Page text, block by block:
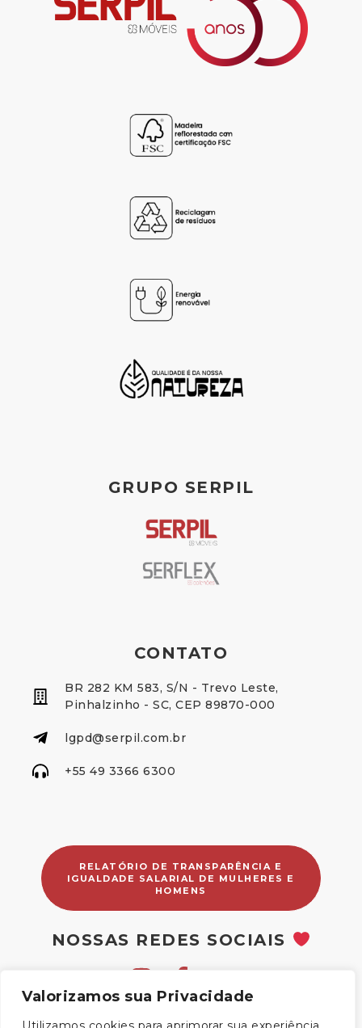
Valorizamos sua Privacidade
GRUPO SERPIL
CONTATO
BR 282 KM 583, S/N - Trevo Leste,
Pinhalzinho - SC, CEP 89870-000
lgpd@serpil.com.br
+55 49 3366 6300
RELATÓRIO DE TRANSPARÊNCIA E
IGUALDADE SALARIAL DE MULHERES E
HOMENS
NOSSAS REDES SOCIAIS